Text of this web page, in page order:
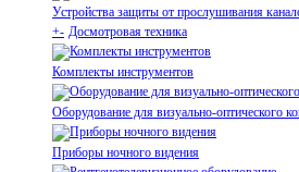
Устройства защиты от прослушивания
+- Досмотровая техника
Комплекты инструментов
Оборудование для визуально-оптического
Приборы ночного видения